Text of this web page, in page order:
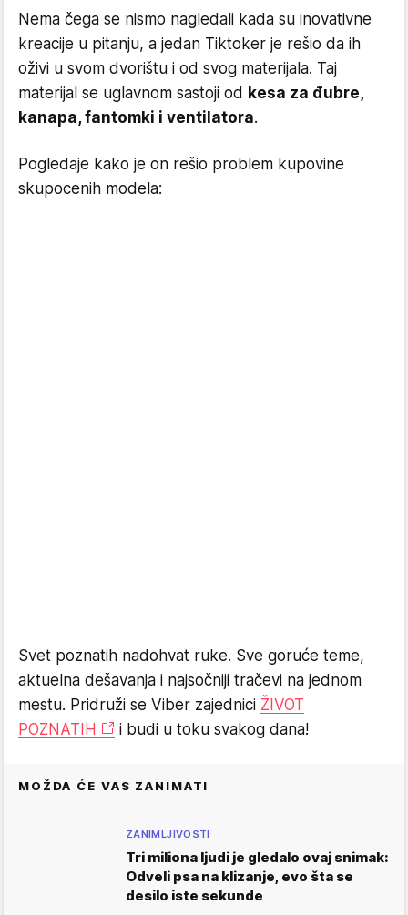
Nema čega se nismo nagledali kada su inovativne
kreacije u pitanju, a jedan Tiktoker je rešio da ih
oživi u svom dvorištu i od svog materijala. Taj
materijal se uglavnom sastoji od kesa za đubre,
kanapa, fantomki i ventilatora.
Pogledaje kako je on rešio problem kupovine
skupocenih modela:
Svet poznatih nadohvat ruke. Sve goruće teme,
aktuelna dešavanja i najsočniji tračevi na jednom
mestu. Pridruži se Viber zajednici ŽIVOT
POZNATIH
i budi u toku svakog dana!
MOŽDA ĆE VAS ZANIMATI
ZANIMLJIVOSTI
Tri miliona ljudi je gledalo ovaj snimak:
Odveli psa na klizanje, evo šta se
desilo iste sekunde